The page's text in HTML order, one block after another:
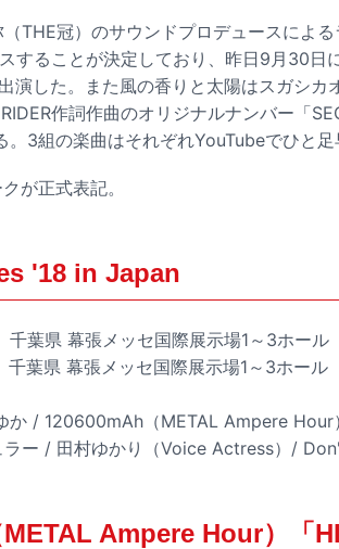
THE冠）のサウンドプロデュースによ
することが決定しており、昨日9月30日
演した。また風の香りと太陽はスガシカ
作詞作曲のオリジナルナンバー「
。3組の楽曲はそれぞれYouTubeでひと足
が正式表記。
'18 in Japan
千葉県 幕張メッセ国際展示場1～3ホール
千葉県 幕張メッセ国際展示場1～3ホール
か / 120600mAh（METAL Ampere
ラー / 田村ゆかり（Voice Actress）/
Ampere Hour）「